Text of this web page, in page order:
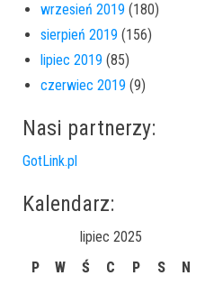
wrzesień 2019 (180)
sierpień 2019 (156)
lipiec 2019 (85)
czerwiec 2019 (9)
Nasi partnerzy:
GotLink.pl
Kalendarz:
lipiec 2025
P
W Ś C P S N